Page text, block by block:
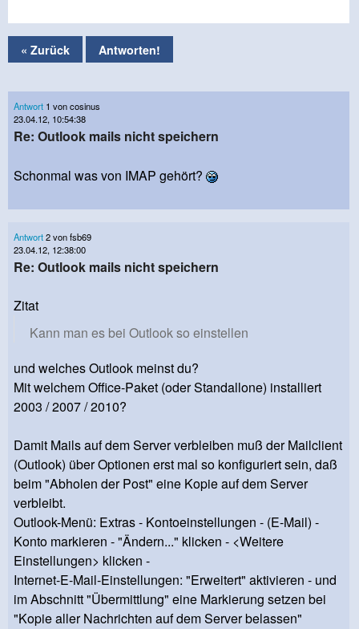
« Zurück Antworten!
Antwort 1 von cosinus
23.04.12, 10:54:38
Re: Outlook mails nicht speichern
Schonmal was von IMAP gehört?
Antwort2 von fsb69
23.04.12, 12:38:00
Re: Outlook mails nicht speichern
Zitat
Kann man es bei Outlook so einstellen
und welches Outlook meinst du?
Mit welchem Office-Paket (oder Standallone) installiert
2003 / 2007 / 2010?
Damit Mails auf dem Server verbleiben muß der Mailclient
(Outlook) über Optionen erst mal so konfiguriert sein, daß
beim "Abholen der Post" eine Kopie auf dem Server
verbleibt.
Outlook-Menü: Extras - Kontoeinstellungen - (E-Mail) -
Konto markieren - "Ändern..." klicken - <Weitere
Einstellungen> klicken -
Internet-E-Mail-Einstellungen: "Erweitert" aktivieren - und
im Abschnitt "Übermittlung" eine Markierung setzen bei
"Kopie aller Nachrichten auf dem Server belassen"